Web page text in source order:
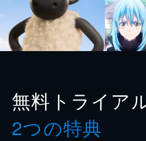
無料トライア
2つの特典